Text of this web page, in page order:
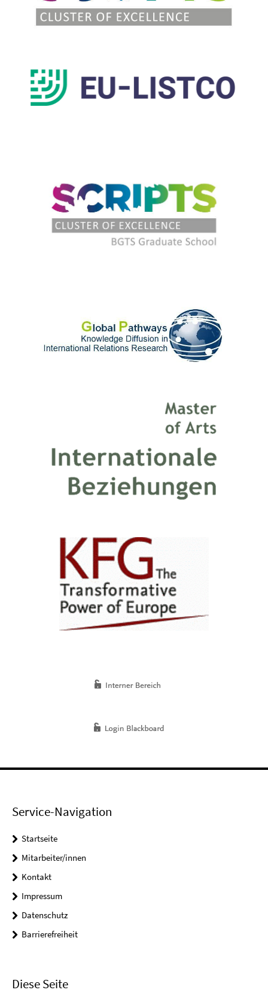
Service-Navigation
Startseite
Mitarbeiter/innen
Kontakt
Impressum
Datenschutz
Barrierefreiheit
Diese Seite